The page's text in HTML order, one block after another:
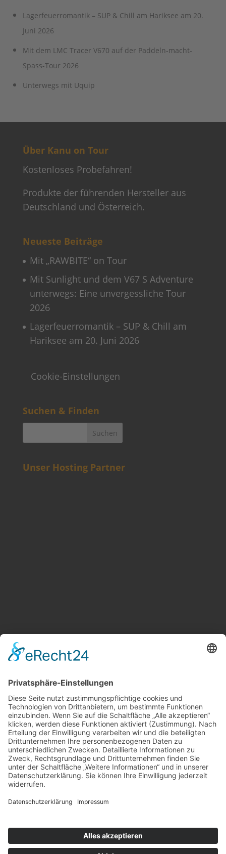
Lagerfeuerromantik – SUP & Chill am Hariksee am 20.
Juni 2026
Mit dem LMC Tracer V670 auf der Paddeln-macht-
Spass-Tour 2026
Unterwegs mit Uquip
Über Kanu on Tour
Kostenloses Probefahren!
Produkte der führenden Hersteller aus
Deutschland und Österreich.
Neueste Beiträge
Mit „RAWBITE“ on Tour
Mit Sunlight und dem V67 S Adventure
unterwegs: Eine unvergessliche Tour
2026
Lagerfeuerromantik – SUP & Chill am
Hariksee am 20. Juni 2026
Cookie-Einstellungen
Suchen & Finden
Unser Hosting Partner
Weitere Informationen
Kontakt
Newsletter
FAQ
Schlagworte
Datenschutz
Impressum